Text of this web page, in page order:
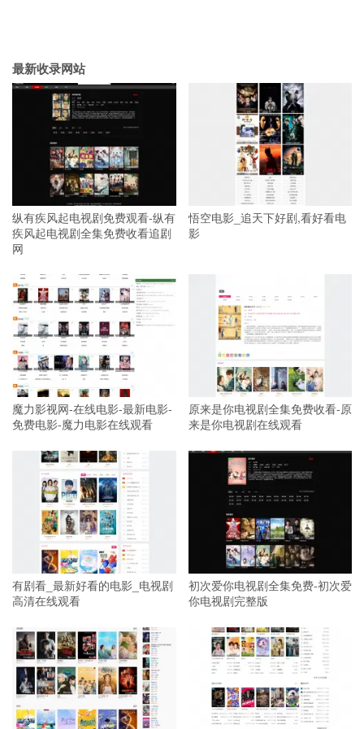
最新收录网站
纵有疾风起电视剧免费观看-纵有
疾风起电视剧全集免费收看追剧
网
悟空电影_追天下好剧,看好看电
影
魔力影视网-在线电影-最新电影-
免费电影-魔力电影在线观看
原来是你电视剧全集免费收看-原
来是你电视剧在线观看
有剧看_最新好看的电影_电视剧
高清在线观看
初次爱你电视剧全集免费-初次爱
你电视剧完整版